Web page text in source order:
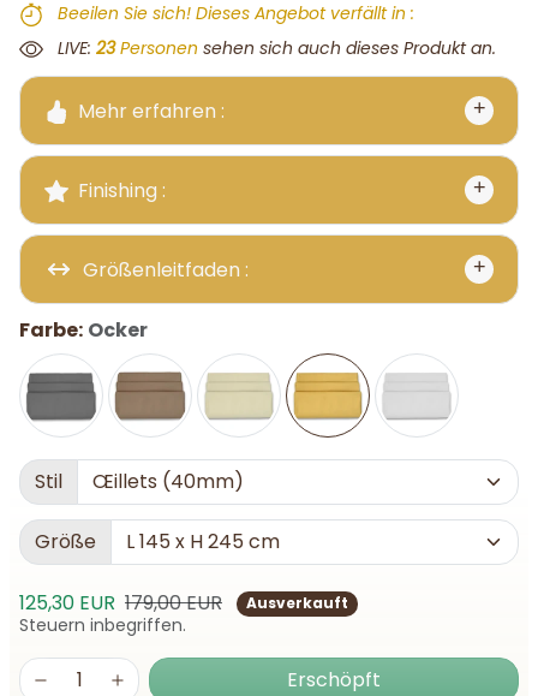
Beeilen Sie sich! Dieses Angebot verfällt in :
Verfällt in:
LIVE: 20 Personen sehen sich auch dieses Produkt an.
Mehr erfahren :
Finishing :
Größenleitfaden :
Farbe: Ocker
Stil
Größe
Verkaufspreis
125,30 EUR Normalpreis
179,00 EUR Ausverkauft
Steuern inbegriffen.
Erschöpft